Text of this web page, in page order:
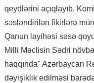
qeydlərini açıqlayıb.
səsləndirilən fikirlərə
Qanun layihəsi səsə
Milli Məclisin Sədri
haqqında" Azərbaycan
dəyişiklik edilməsi